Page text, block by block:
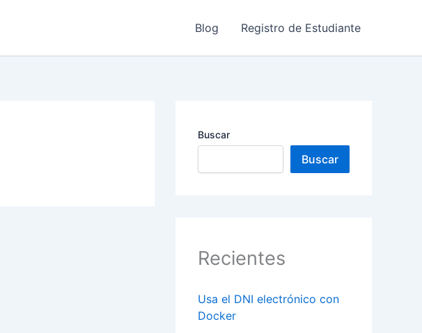
Blog Registro de Estudiante
Buscar
Buscar
Recientes
Usa el DNI electrónico con
Docker